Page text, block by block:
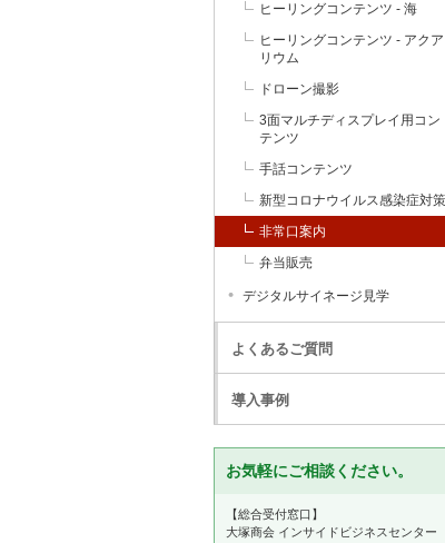
ヒーリングコンテンツ - 海
ヒーリングコンテンツ - アクア
リウム
ドローン撮影
3面マルチディスプレイ用コン
テンツ
手話コンテンツ
新型コロナウイルス感染症対策
非常口案内
弁当販売
デジタルサイネージ見学
よくあるご質問
導入事例
お気軽にご相談ください。
【総合受付窓口】
大塚商会 インサイドビジネスセンター